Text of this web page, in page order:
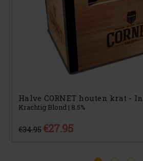
Halve CORNET houten krat -
Krachtig Blond | 8.5%
€34.95 €27.95